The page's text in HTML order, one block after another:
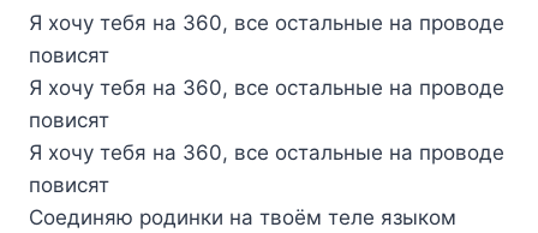
Я хочу тебя на 360, все остальные на проводе
повисят
Я хочу тебя на 360, все остальные на проводе
повисят
Я хочу тебя на 360, все остальные на проводе
повисят
Соединяю родинки на твоём теле языком